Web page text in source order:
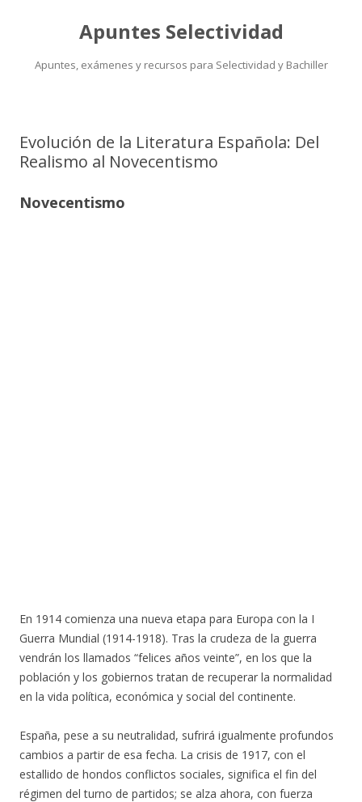
Apuntes Selectividad
Apuntes, exámenes y recursos para Selectividad y Bachiller
Evolución de la Literatura Española: Del
Realismo al Novecentismo
Novecentismo
En 1914 comienza una nueva etapa para Europa con la I
Guerra Mundial (1914-1918). Tras la crudeza de la guerra
vendrán los llamados “felices años veinte”, en los que la
población y los gobiernos tratan de recuperar la normalidad
en la vida política, económica y social del continente.
España, pese a su neutralidad, sufrirá igualmente profundos
cambios a partir de esa fecha. La crisis de 1917, con el
estallido de hondos conflictos sociales, significa el fin del
régimen del turno de partidos; se alza ahora, con fuerza